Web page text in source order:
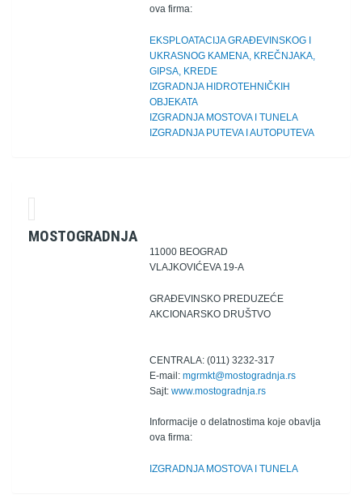
ova firma:
EKSPLOATACIJA GRAĐEVINSKOG I
UKRASNOG KAMENA, KREČNJAKA,
GIPSA, KREDE
IZGRADNJA HIDROTEHNIČKIH
OBJEKATA
IZGRADNJA MOSTOVA I TUNELA
IZGRADNJA PUTEVA I AUTOPUTEVA
MOSTOGRADNJA
11000 BEOGRAD
VLAJKOVIĆEVA 19-A
GRAĐEVINSKO PREDUZEĆE
AKCIONARSKO DRUŠTVO
CENTRALA: (011) 3232-317
E-mail: mgrmkt@mostogradnja.rs
Sajt: www.mostogradnja.rs
Informacije o delatnostima koje obavlja
ova firma:
IZGRADNJA MOSTOVA I TUNELA